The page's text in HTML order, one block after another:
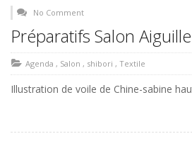
No Comment
Préparatifs Salon
Agenda , Salon , shibori , Textile
Illustration de voile de Chine-sabine